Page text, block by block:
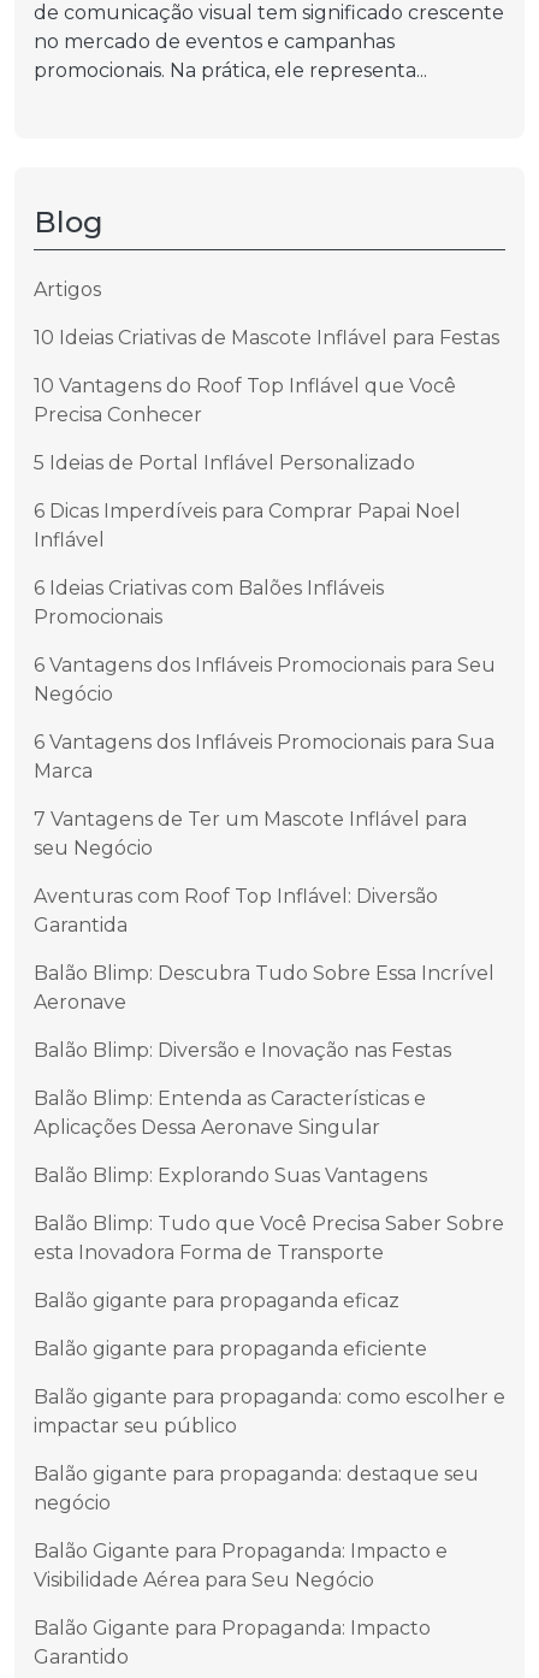
de comunicação visual tem significado crescente
no mercado de eventos e campanhas
promocionais. Na prática, ele representa...
Blog
Artigos
10 Ideias Criativas de Mascote Inflável para Festas
10 Vantagens do Roof Top Inflável que Você
Precisa Conhecer
5 Ideias de Portal Inflável Personalizado
6 Dicas Imperdíveis para Comprar Papai Noel
Inflável
6 Ideias Criativas com Balões Infláveis
Promocionais
6 Vantagens dos Infláveis Promocionais para Seu
Negócio
6 Vantagens dos Infláveis Promocionais para Sua
Marca
7 Vantagens de Ter um Mascote Inflável para
seu Negócio
Aventuras com Roof Top Inflável: Diversão
Garantida
Balão Blimp: Descubra Tudo Sobre Essa Incrível
Aeronave
Balão Blimp: Diversão e Inovação nas Festas
Balão Blimp: Entenda as Características e
Aplicações Dessa Aeronave Singular
Balão Blimp: Explorando Suas Vantagens
Balão Blimp: Tudo que Você Precisa Saber Sobre
esta Inovadora Forma de Transporte
Balão gigante para propaganda eficaz
Balão gigante para propaganda eficiente
Balão gigante para propaganda: como escolher e
impactar seu público
Balão gigante para propaganda: destaque seu
negócio
Balão Gigante para Propaganda: Impacto e
Visibilidade Aérea para Seu Negócio
Balão Gigante para Propaganda: Impacto
Garantido